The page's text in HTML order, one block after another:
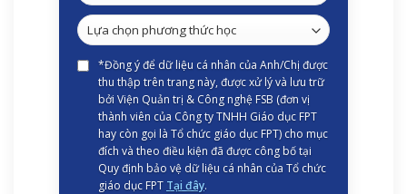
*Đồng ý để dữ liệu cá nhân của Anh/Chị được
thu thập trên trang này, được xử lý và lưu trữ
bởi Viện Quản trị & Công nghệ FSB (đơn vị
thành viên của Công ty TNHH Giáo dục FPT
hay còn gọi là Tổ chức giáo dục FPT) cho mục
đích và theo điều kiện đã được công bố tại
Quy định bảo vệ dữ liệu cá nhân của Tổ chức
giáo dục FPT Tại đây.